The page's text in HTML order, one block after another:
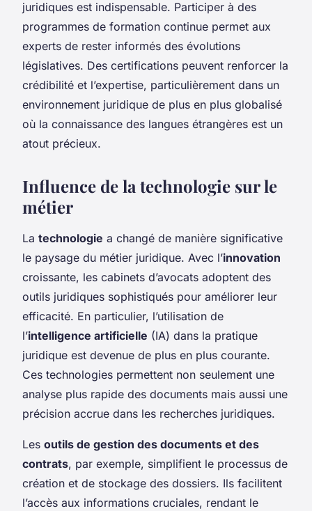
juridiques est indispensable. Participer à des
programmes de formation continue permet aux
experts de rester informés des évolutions
législatives. Des certifications peuvent renforcer la
crédibilité et l’expertise, particulièrement dans un
environnement juridique de plus en plus globalisé
où la connaissance des langues étrangères est un
atout précieux.
Influence de la technologie sur le
métier
La technologie a changé de manière significative
le paysage du métier juridique. Avec l’innovation
croissante, les cabinets d’avocats adoptent des
outils juridiques sophistiqués pour améliorer leur
efficacité. En particulier, l’utilisation de
l’intelligence artificielle (IA) dans la pratique
juridique est devenue de plus en plus courante.
Ces technologies permettent non seulement une
analyse plus rapide des documents mais aussi une
précision accrue dans les recherches juridiques.
Les outils de gestion des documents et des
contrats, par exemple, simplifient le processus de
création et de stockage des dossiers. Ils facilitent
l’accès aux informations cruciales, rendant le